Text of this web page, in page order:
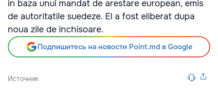
in baza unui mandat de arestare european, emis
de autoritatile suedeze. El a fost eliberat dupa
noua zile de inchisoare.
Подпишитесь на новости Point.md в Google
Источник